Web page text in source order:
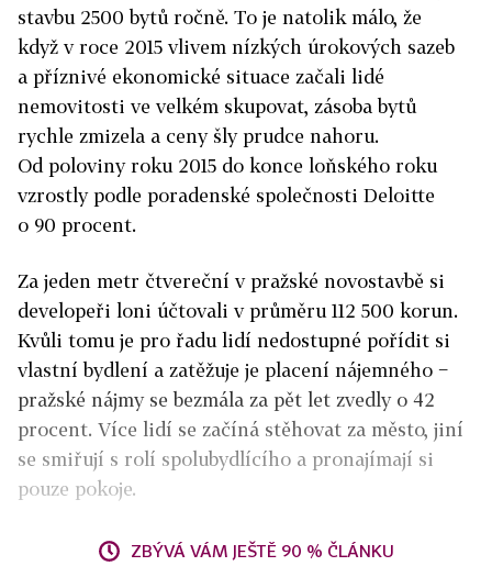
stavbu 2500 bytů ročně. To je natolik málo, že
když v roce 2015 vlivem nízkých úrokových sazeb
a příznivé ekonomické situace začali lidé
nemovitosti ve velkém skupovat, zásoba bytů
rychle zmizela a ceny šly prudce nahoru.
Od poloviny roku 2015 do konce loňského roku
vzrostly podle poradenské společnosti Deloitte
o 90 procent.
Za jeden metr čtvereční v pražské novostavbě si
developeři loni účtovali v průměru 112 500 korun.
Kvůli tomu je pro řadu lidí nedostupné pořídit si
vlastní bydlení a zatěžuje je placení nájemného −
pražské nájmy se bezmála za pět let zvedly o 42
procent. Více lidí se začíná stěhovat za město, jiní
se smiřují s rolí spolubydlícího a pronajímají si
pouze pokoje.
ZBÝVÁ VÁM JEŠTĚ 90 % ČLÁNKU